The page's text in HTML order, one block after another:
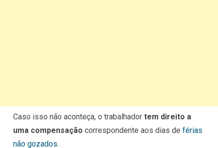
Caso isso não aconteça, o trabalhador tem direito a
uma compensação correspondente aos dias de férias
não gozados.